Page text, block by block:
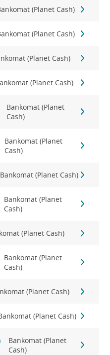
(Planet Cash)
(Planet Cash)
(Planet Cash)
(Planet Cash)
Bankomat (Planet
Cash)
Bankomat (Planet
Cash)
Bankomat (Planet Cash)
Bankomat (Planet
Cash)
(Planet Cash)
Bankomat (Planet
Cash)
(Planet Cash)
(Planet Cash)
Bankomat (Planet
Cash)